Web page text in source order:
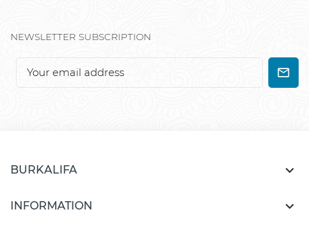
NEWSLETTER SUBSCRIPTION
BURKALIFA 
INFORMATION 